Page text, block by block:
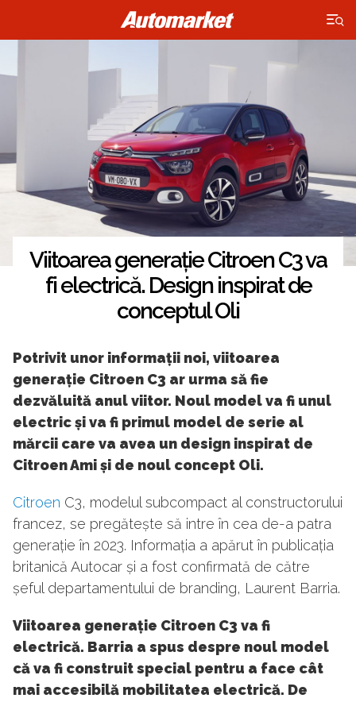
×
Viitoarea generație Citroen C3 va
fi electrică. Design inspirat de
conceptul Oli
Potrivit unor informații noi, viitoarea
generație Citroen C3 ar urma să fie
dezvăluită anul viitor. Noul model va fi unul
electric și va fi primul model de serie al
mărcii care va avea un design inspirat de
Citroen Ami și de noul concept Oli.
Citroen C3, modelul subcompact al constructorului
francez, se pregătește să intre în cea de-a patra
generație în 2023. Informația a apărut în publicația
britanică Autocar și a fost confirmată de către
șeful departamentului de branding, Laurent Barria.
Viitoarea generație Citroen C3 va fi
electrică. Barria a spus despre noul model
că va fi construit special pentru a face cât
mai accesibilă mobilitatea electrică. De